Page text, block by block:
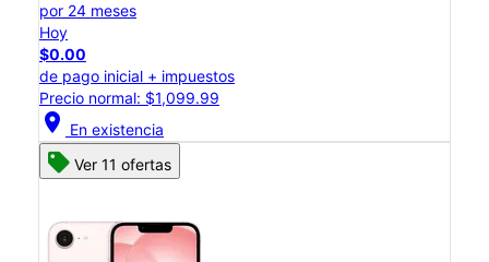
por 24 meses
Hoy
$0.00
de pago inicial + impuestos
Precio normal: $1,099.99
location_on En existencia
Ver 11 ofertas